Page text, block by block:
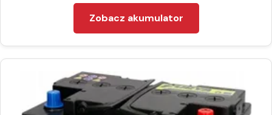
Zobacz akumulator